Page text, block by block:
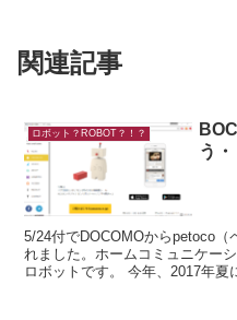
関連記事
ロボット？ROBOT？！？
う・
5/24付でDOCOMOからpetoco（
れました。ホームコミュニケー
ロボットです。 今年、2017年夏に、共同開発しているフォーティー